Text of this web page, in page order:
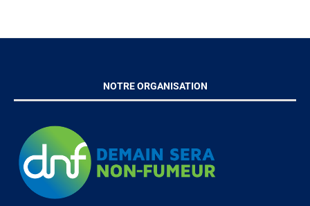
NOTRE ORGANISATION